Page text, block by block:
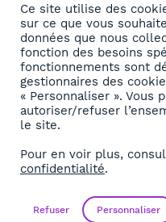
DIASPORA
REJOIGNEZ-NOUS
À propos
Politique de confidentialité
Ce site utilise des
sur ce que vous
données que nous
fonction des besoins
fonctionnements sont
gestionnaires des
« Personnaliser ». Vous
autoriser/refuser
le site.
Pour en voir plus,
confidentialité.
Refuser Personnaliser